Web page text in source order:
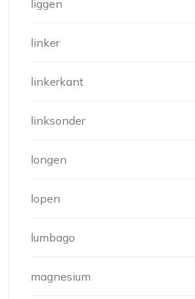
liggen
linker
linkerkant
linksonder
longen
lopen
lumbago
magnesium